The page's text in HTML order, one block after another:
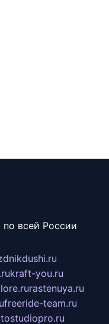
по всей России
kraft-you.ru
rastenuya.ru
freeride-team.ru